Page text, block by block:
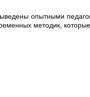
опытными
методик,